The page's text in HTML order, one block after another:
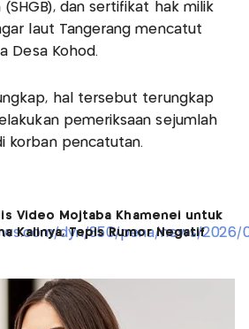
(SHGB), dan sertifikat hak milik
laut Tangerang mencatut
Desa Kohod.
hal tersebut terungkap
pemeriksaan sejumlah
korban pencatutan.
Video Mojtaba Khamenei untuk
Kalinya, Tepis Rumor Negatif